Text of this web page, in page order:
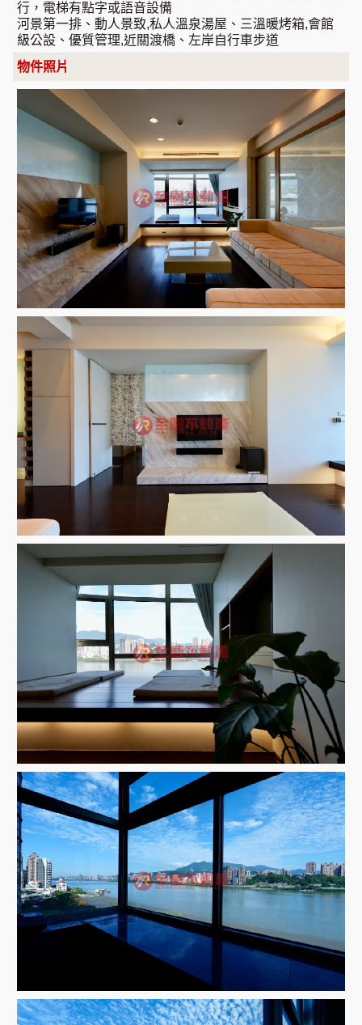
行，電梯有點字或語音設備
河景第一排、動人景致,私人溫泉湯屋、三溫暖烤箱,會館
級公設、優質管理,近關渡橋、左岸自行車步道
物件照片